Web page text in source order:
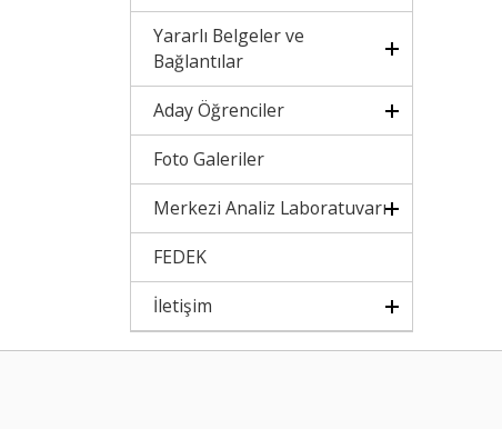
Yararlı Belgeler ve
Bağlantılar
Aday Öğrenciler
Foto Galeriler
Merkezi Analiz Laboratuvarı
FEDEK
İletişim